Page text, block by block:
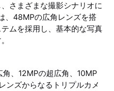
さまざまな撮影シナリオに
、48MPの広角レンズを搭
ムを採用し、基本的な写真
、12MPの超広角、10MP
ンズからなるトリプルカメ